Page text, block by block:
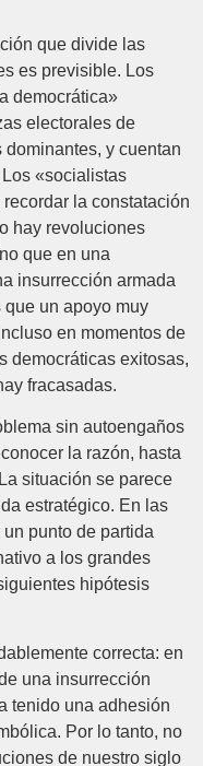
que divide las
es previsible. Los
democrática»
electorales de
y cuentan
«socialistas
la constatación
hay revoluciones
que en una
insurrección armada
un apoyo muy
en momentos de
democráticas exitosas,
fracasadas.
sin autoengaños
la razón, hasta
situación se parece
estratégico. En las
punto de partida
a los grandes
hipótesis
correcta: en
una insurrección
tenido una adhesión
Por lo tanto, no
de nuestro siglo